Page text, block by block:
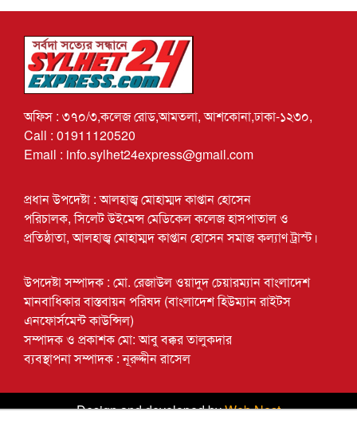
অফিস : ৩৭০/৩,কলেজ রোড,আমতলা, আশকোনা,ঢাকা-১২৩০,
Call : 01911120520
Email : info.sylhet24express@gmail.com
প্রধান উপদেষ্টা : আলহাজ্ব মোহাম্মদ কাপ্তান হোসেন
পরিচালক, সিলেট উইমেন্স মেডিকেল কলেজ হাসপাতাল ও
প্রতিষ্ঠাতা, আলহাজ্ব মোহাম্মদ কাপ্তান হোসেন সমাজ কল্যাণ ট্রাস্ট।
উপদেষ্টা সম্পাদক : মো. রেজাউল ওয়াদুদ চেয়ারম্যান বাংলাদেশ
মানবাধিকার বাস্তবায়ন পরিষদ (বাংলাদেশ হিউম্যান রাইটস
এনফোর্সমেন্ট কাউন্সিল)
সম্পাদক ও প্রকাশক মো: আবু বক্কর তালুকদার
ব্যবস্থাপনা সম্পাদক : নূরুদ্দীন রাসেল
Design and developed byWeb Nest